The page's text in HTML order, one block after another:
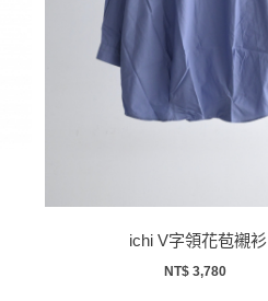
ichi V字領花苞襯衫
NT$ 3,780